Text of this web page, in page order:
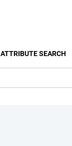
ATTRIBUTE SEARCH